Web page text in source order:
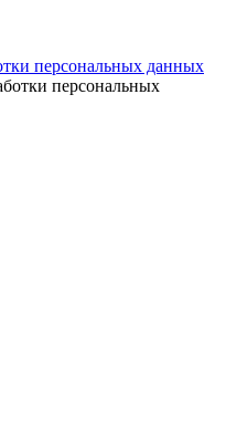
персональных данных
персональных